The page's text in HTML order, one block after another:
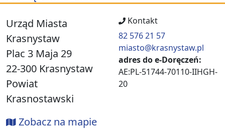
Urząd Miasta
Krasnystaw
Plac 3 Maja 29
22-300 Krasnystaw
Powiat
Krasnostawski
Zobacz na mapie
Kontakt
82 576 21 57
miasto@krasnystaw.pl
adres do e-Doręczeń:
AE:PL-51744-70110-IIHGH-
20